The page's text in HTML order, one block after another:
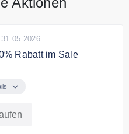
Rabatt im Sale
Artikel